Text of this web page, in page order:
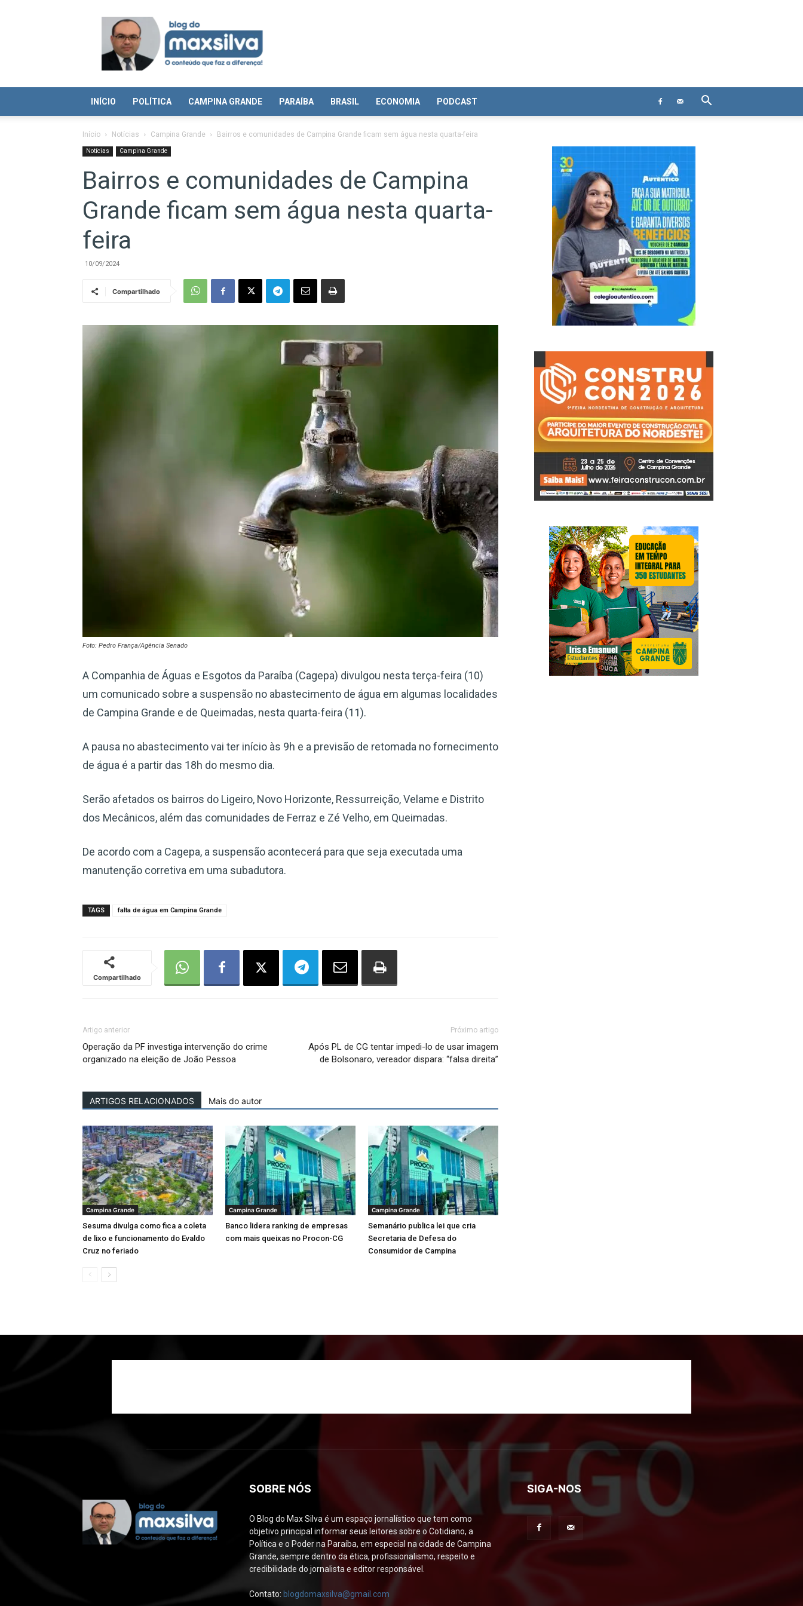
Blog
Max
Silva
INÍCIO POLÍTICA CAMPINA GRANDE PARAÍBA BRASIL ECONOMIA PODCAST
Início Notícias Campina Grande Bairros e comunidades de Campina Grande ficam sem água nesta quarta-feira
Notícias Campina Grande
Bairros e comunidades de Campina
Grande ficam sem água nesta quarta-
feira
10/09/2024
Compartilhado
Foto: Pedro França/Agência Senado
A Companhia de Águas e Esgotos da Paraíba (Cagepa) divulgou nesta terça-feira (10)
um comunicado sobre a suspensão no abastecimento de água em algumas localidades
de Campina Grande e de Queimadas, nesta quarta-feira (11).
A pausa no abastecimento vai ter início às 9h e a previsão de retomada no fornecimento
de água é a partir das 18h do mesmo dia.
Serão afetados os bairros do Ligeiro, Novo Horizonte, Ressurreição, Velame e Distrito
dos Mecânicos, além das comunidades de Ferraz e Zé Velho, em Queimadas.
De acordo com a Cagepa, a suspensão acontecerá para que seja executada uma
manutenção corretiva em uma subadutora.
TAGS falta de água em Campina Grande
Compartilhado
Artigo anterior
Operação da PF investiga intervenção do crime
organizado na eleição de João Pessoa
Próximo artigo
Após PL de CG tentar impedi-lo de usar imagem
de Bolsonaro, vereador dispara: “falsa direita”
ARTIGOS RELACIONADOS Mais do autor
Campina Grande
Sesuma divulga como fica a coleta
de lixo e funcionamento do Evaldo
Cruz no feriado
Campina Grande
Banco lidera ranking de empresas
com mais queixas no Procon-CG
Campina Grande
Semanário publica lei que cria
Secretaria de Defesa do
Consumidor de Campina
SOBRE NÓS
O Blog do Max Silva é um espaço jornalístico que tem como
objetivo principal informar seus leitores sobre o Cotidiano, a
Política e o Poder na Paraíba, em especial na cidade de Campina
Grande, sempre dentro da ética, profissionalismo, respeito e
credibilidade do jornalista e editor responsável.
Contato: blogdomaxsilva@gmail.com
SIGA-NOS